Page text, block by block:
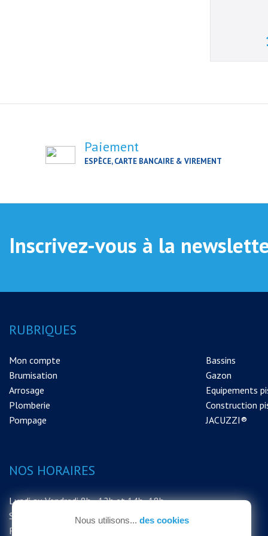
Paiement
ESPÈCE, CARTE BANCAIRE & VIREMENT
Inscrivez-vous à la
RUBRIQUES
Mon compte
Brumisation
Arrosage
Plomberie
Pompage
Bassins
Gazon
Equipements
Construction
JACUZZI®
NOS HORAIRES
Lundi au Vendredi 8h - 12h et 14h -18h
Samedi 8h - 12h
FERMETURE EXCEPTIONNELLE DU
Nous utilisons... des cookies